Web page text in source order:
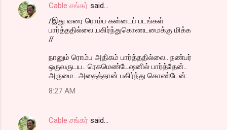
Cable சங்கர் said…
/இது வரை ரொம்ப கன்னடப் படங்கள்
பார்த்ததில்லை..பகிர்ந்துகொணடமைக்கு மிக்க
//
நானும் ரொம்ப அதிகம் பார்த்ததில்லை.. நண்பர்
ஒருவருடய.. ரெகமெண்டேஷனில் பார்த்தேன்..
அருமை.. அதைத்தான் பகிர்ந்து கொண்டேன்.
8:27 AM
Cable சங்கர் said…